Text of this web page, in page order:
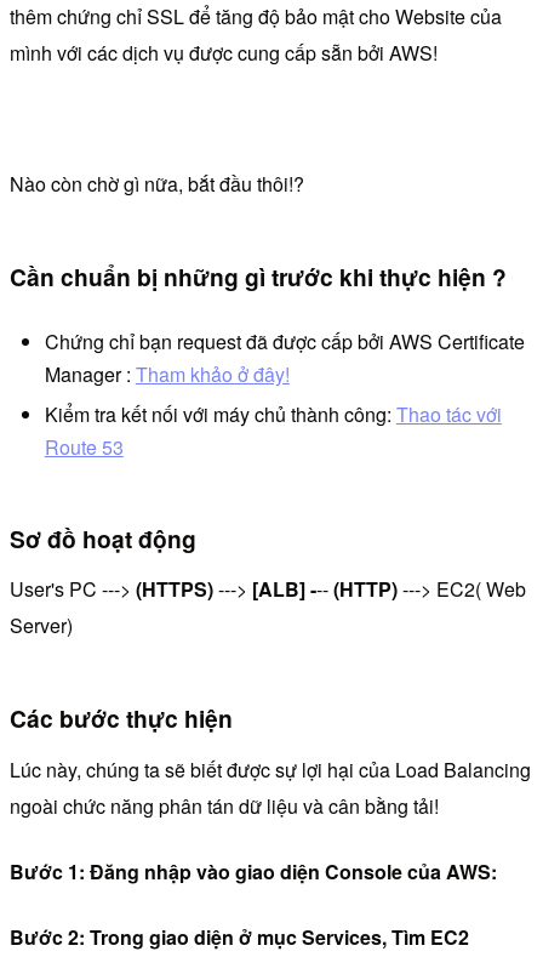
thêm chứng chỉ SSL để tăng độ bảo mật cho Website của
mình với các dịch vụ được cung cấp sẵn bởi AWS!
Nào còn chờ gì nữa, bắt đầu thôi!?
Cần chuẩn bị những gì trước khi thực hiện ?
Chứng chỉ bạn request đã được cấp bởi AWS Certificate
Manager : Tham khảo ở đây!
Kiểm tra kết nối với máy chủ thành công: Thao tác với
Route 53
Sơ đồ hoạt động
User's PC ---> (HTTPS)---> [ALB] ---(HTTP)---> EC2( Web
Server)
Các bước thực hiện
Lúc này, chúng ta sẽ biết được sự lợi hại của Load Balancing
ngoài chức năng phân tán dữ liệu và cân bằng tải!
Bước 1: Đăng nhập vào giao diện Console của AWS:
Bước 2: Trong giao diện ở mục Services, Tìm EC2